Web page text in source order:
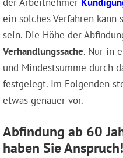
ein solches Verfahren
sein. Die Höhe der
Verhandlungssache. Nur in
und Mindestsumme durch
festgelegt. Im Folgenden
etwas genauer vor.
Abfindung ab 60
haben Sie Anspruch!